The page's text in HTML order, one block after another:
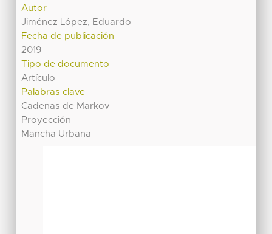
Autor
Jiménez López, Eduardo
Fecha de publicación
2019
Tipo de documento
Artículo
Palabras clave
Cadenas de Markov
Proyección
Mancha Urbana